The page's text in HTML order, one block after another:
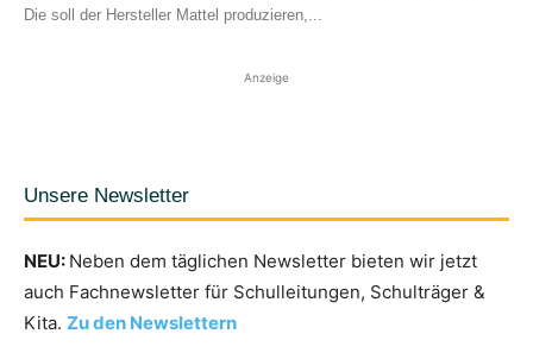
Die soll der Hersteller Mattel produzieren,...
Anzeige
Unsere Newsletter
NEU: Neben dem täglichen Newsletter bieten wir jetzt
auch Fachnewsletter für Schulleitungen, Schulträger &
Kita. Zu den Newslettern